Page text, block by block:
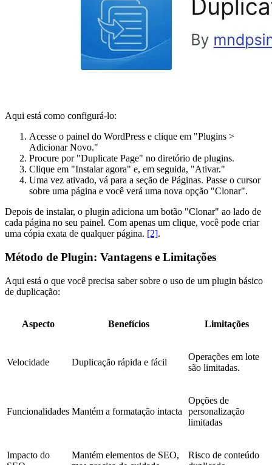
Aqui está como configurá-lo:
Acesse o painel do WordPress e clique em "Plugins >
Adicionar Novo."
Procure por "Duplicate Page" no diretório de plugins.
Clique em "Instalar agora" e, em seguida, "Ativar."
Uma vez ativado, vá para a seção de Páginas. Passe o cursor
sobre uma página e você verá uma nova opção "Clonar".
Depois de instalar, o plugin adiciona um botão "Clonar" ao lado de
cada página no seu painel. Com apenas um clique, você pode criar
uma cópia exata de qualquer página. [2].
Método de Plugin: Vantagens e Limitações
Aqui está o que você precisa saber sobre o uso de um plugin básico
de duplicação:
Aspecto Benefícios Limitações
Velocidade Duplicação rápida e fácil
Operações em lote
são limitadas.
Funcionalidades Mantém a formatação intacta
Opções de
personalização
limitadas
Impacto do
Mantém elementos de SEO,
Risco de conteúdo